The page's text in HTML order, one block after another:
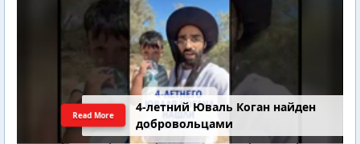
4-летний Юваль Коган найден
добровольцами
Read More